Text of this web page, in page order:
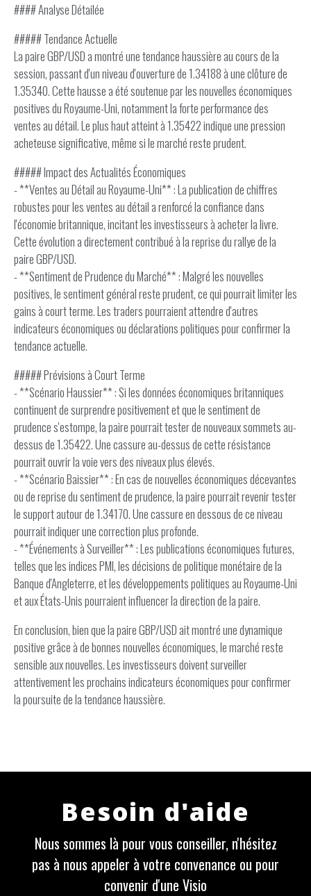
#### Analyse Détailée
##### Tendance Actuelle
La paire GBP/USD a montré une tendance haussière au cours de la
session, passant d'un niveau d'ouverture de 1.34188 à une clôture de
1.35340. Cette hausse a été soutenue par les nouvelles économiques
positives du Royaume-Uni, notamment la forte performance des
ventes au détail. Le plus haut atteint à 1.35422 indique une pression
acheteuse significative, même si le marché reste prudent.
##### Impact des Actualités Économiques
- **Ventes au Détail au Royaume-Uni** : La publication de chiffres
robustes pour les ventes au détail a renforcé la confiance dans
l'économie britannique, incitant les investisseurs à acheter la livre.
Cette évolution a directement contribué à la reprise du rallye de la
paire GBP/USD.
- **Sentiment de Prudence du Marché** : Malgré les nouvelles
positives, le sentiment général reste prudent, ce qui pourrait limiter les
gains à court terme. Les traders pourraient attendre d'autres
indicateurs économiques ou déclarations politiques pour confirmer la
tendance actuelle.
##### Prévisions à Court Terme
- **Scénario Haussier** : Si les données économiques britanniques
continuent de surprendre positivement et que le sentiment de
prudence s'estompe, la paire pourrait tester de nouveaux sommets au-
dessus de 1.35422. Une cassure au-dessus de cette résistance
pourrait ouvrir la voie vers des niveaux plus élevés.
- **Scénario Baissier** : En cas de nouvelles économiques décevantes
ou de reprise du sentiment de prudence, la paire pourrait revenir tester
le support autour de 1.34170. Une cassure en dessous de ce niveau
pourrait indiquer une correction plus profonde.
- **Événements à Surveiller** : Les publications économiques futures,
telles que les indices PMI, les décisions de politique monétaire de la
Banque d'Angleterre, et les développements politiques au Royaume-Uni
et aux États-Unis pourraient influencer la direction de la paire.
En conclusion, bien que la paire GBP/USD ait montré une dynamique
positive grâce à de bonnes nouvelles économiques, le marché reste
sensible aux nouvelles. Les investisseurs doivent surveiller
attentivement les prochains indicateurs économiques pour confirmer
la poursuite de la tendance haussière.
Besoin d'aide
Nous sommes là pour vous conseiller, n'hésitez
pas à nous appeler à votre convenance ou pour
convenir d'une Visio